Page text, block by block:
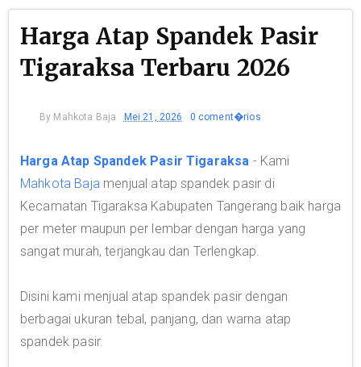
Harga Atap Spandek Pasir
Tigaraksa Terbaru 2026
By Mahkota Baja Mei 21, 2026 0 coment�rios
Harga Atap Spandek Pasir Tigaraksa - Kami
Mahkota Bajamenjual atap spandek pasir di
Kecamatan Tigaraksa Kabupaten Tangerang baik harga
per meter maupun per lembar dengan harga yang
sangat murah, terjangkau dan Terlengkap.
Disini kami menjual atap spandek pasir dengan
berbagai ukuran tebal, panjang, dan warna atap
spandek pasir.